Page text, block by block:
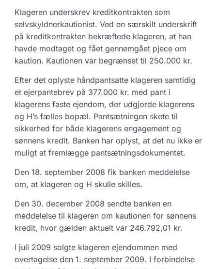
Klageren underskrev kreditkontrakten som
selvskyldnerkautionist. Ved en særskilt underskrift
på kreditkontrakten bekræftede klageren, at han
havde modtaget og fået gennemgået pjece om
kaution. Kautionen var begrænset til 250.000 kr.
Efter det oplyste håndpantsatte klageren samtidig
et ejerpantebrev på 377.000 kr. med pant i
klagerens faste ejendom, der udgjorde klagerens
og H’s fælles bopæl. Pantsætningen skete til
sikkerhed for både klagerens engagement og
sønnens kredit. Banken har oplyst, at det nu ikke er
muligt at fremlægge pantsætningsdokumentet.
Den 18. september 2008 fik banken meddelelse
om, at klageren og H skulle skilles.
Den 30. december 2008 sendte banken en
meddelelse til klageren om kautionen for sønnens
kredit, hvor gælden aktuelt var 246.792,01 kr.
I juli 2009 solgte klageren ejendommen med
overtagelse den 1. september 2009. I forbindelse